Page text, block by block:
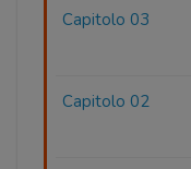
Capitolo 03
Capitolo 02